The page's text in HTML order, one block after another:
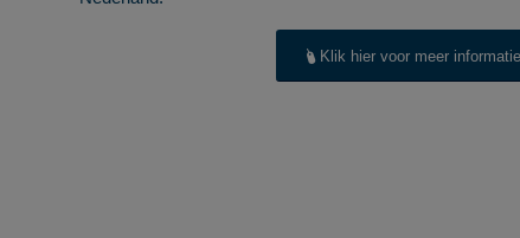
Klik hier voor meer informatie